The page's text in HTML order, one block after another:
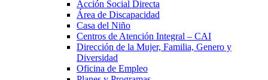
Acción Social Directa
Área de Discapacidad
Casa del Niño
Centros de Atención Integral – CAI
Dirección de la Mujer, Familia, Genero y
Diversidad
Oficina de Empleo